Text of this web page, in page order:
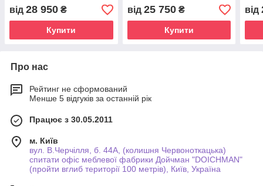
від 28 950 ₴
Купити
від 25 750₴
Купити
від
Про нас
Рейтинг не сформований
Менше 5 відгуків за останній рік
Працює з 30.05.2011
м. Київ
вул. В.Черчілля, б. 44А, (колишня Червоноткацька)
спитати офіс меблевої фабрики Дойчман "DOICHMAN"
(пройти вглиб території 100 метрів), Київ, Україна